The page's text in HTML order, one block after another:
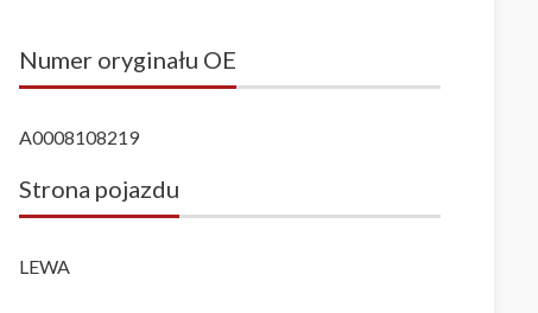
Numer oryginału OE
A0008108219
Strona pojazdu
LEWA